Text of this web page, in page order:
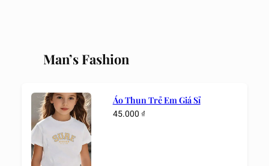
Man’s Fashion
Áo Thun Trẻ Em Giá Sỉ
45.000 ₫